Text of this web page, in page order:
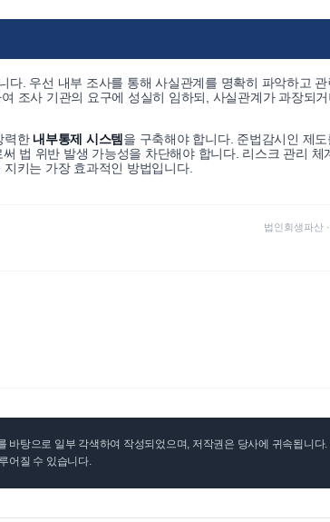
. 우선 내부 조사를 통해 사실관계를 명확히 파악하고 관
조사 기관의 요구에 성실히 임하되, 사실관계가 과장되거
력한 내부통제 시스템 을 구축해야 합니다. 준법감시인 제도
법 위반 발생 가능성을 차단해야 합니다. 리스크 관리 체
키는 가장 효과적인 방법입니다.
법인회생파산 ·
바탕으로 일부 각색하여 작성되었으며, 저작권은 당사에 귀속됩니다
어질 수 있습니다.